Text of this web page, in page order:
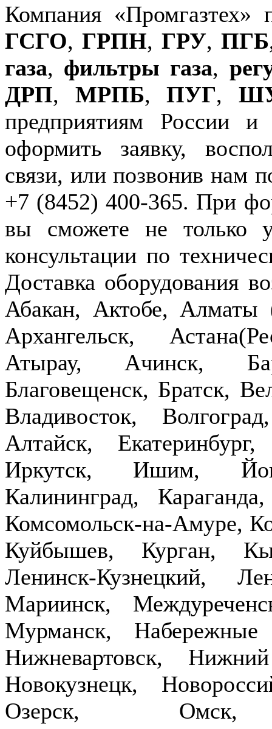
Компания «Промгазтех»
ГСГО, ГРПН, ГРУ, ПГБ
газа, фильтры газа,
ДРП, МРПБ,ПУГ,
предприятиям России
оформить заявку,
связи, или позвонив нам
+7 (8452) 400-365. При
вы сможете не только
консультации по
Доставка оборудования
Абакан, Актобе,
Архангельск,
Атырау, Ачинск,
Благовещенск, Братск,
Владивосток,
Алтайск,
Иркутск, Ишим,
Калининград,
Комсомольск-на-Амуре,
Куйбышев, Курган,
Ленинск-Кузнецкий,
Мариинск,
Мурманск,
Нижневартовск,
Новокузнецк,
Озерск,